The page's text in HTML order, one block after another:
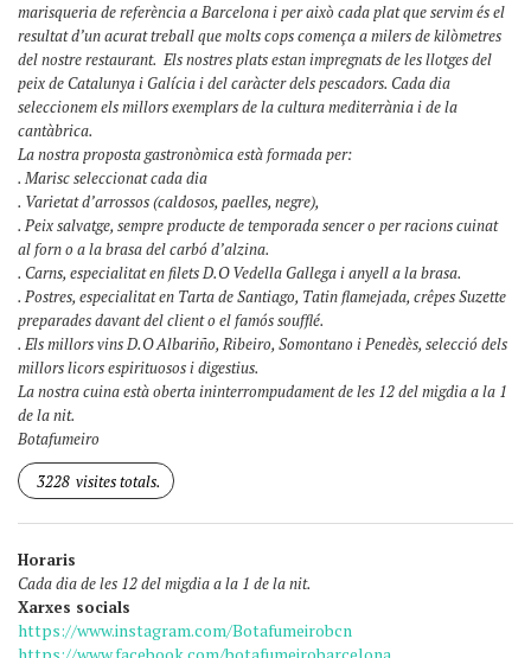
marisqueria de referència a Barcelona i per això cada plat que servim és el
resultat d’un acurat treball que molts cops comença a milers de kilòmetres
del nostre restaurant. Els nostres plats estan impregnats de les llotges del
peix de Catalunya i Galícia i del caràcter dels pescadors. Cada dia
seleccionem els millors exemplars de la cultura mediterrània i de la
cantàbrica.
La nostra proposta gastronòmica està formada per:
. Marisc seleccionat cada dia
. Varietat d’arrossos (caldosos, paelles, negre),
. Peix salvatge, sempre producte de temporada sencer o per racions cuinat
al forn o a la brasa del carbó d’alzina.
. Carns, especialitat en filets D.O Vedella Gallega i anyell a la brasa.
. Postres, especialitat en Tarta de Santiago, Tatin flamejada, crêpes Suzette
preparades davant del client o el famós soufflé.
. Els millors vins D.O Albariño, Ribeiro, Somontano i Penedès, selecció dels
millors licors espirituosos i digestius.
La nostra cuina està oberta ininterrompudament de les 12 del migdia a la 1
de la nit.
Botafumeiro
3228 visites totals.
Horaris
Cada dia de les 12 del migdia a la 1 de la nit.
Xarxes socials
https://www.instagram.com/Botafumeirobcn